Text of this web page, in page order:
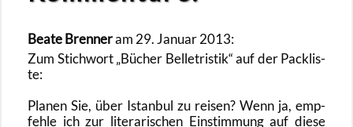
Beate Bren­neram 29. Ja­nu­ar 2013:
Zum Stich­wort „Bü­cher Bel­le­tris­tik“ auf der Pack­lis­
te:
Pla­nen Sie, über Is­tan­bul zu rei­sen? Wenn ja, emp­
feh­le ich zur li­te­ra­ri­schen Ein­stim­mung auf diese